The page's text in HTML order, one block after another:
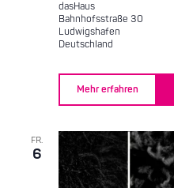
dasHaus
Bahnhofsstraße 30
Ludwigshafen
Deutschland
Mehr erfahren
FR.
6